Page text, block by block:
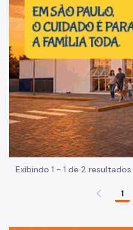
Exibindo 1 - 1 de 2 resultados.
1